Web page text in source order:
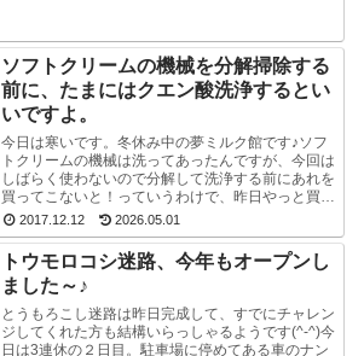
ソフトクリームの機械を分解掃除する
前に、たまにはクエン酸洗浄するとい
いですよ。
今日は寒いです。冬休み中の夢ミルク館です♪ソフ
トクリームの機械は洗ってあったんですが、今回は
しばらく使わないので分解して洗浄する前にあれを
買ってこないと！っていうわけで、昨日やっと買っ
てきました。ポットのクエン酸洗浄剤。粉末のやつ
2017.12.12 2026.05.01
トウモロコシ迷路、今年もオープンし
ました～♪
とうもろこし迷路は昨日完成して、すでにチャレン
ジしてくれた方も結構いらっしゃるようです(^-^)今
日は3連休の２日目。駐車場に停めてある車のナン